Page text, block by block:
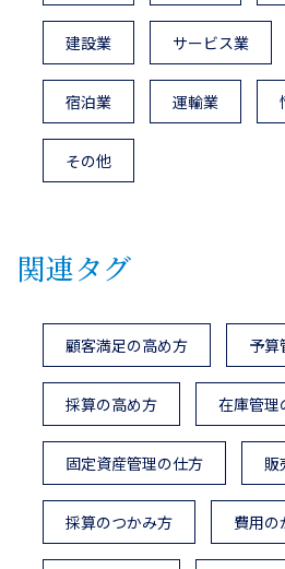
建設業 サービス業
宿泊業 運輸業
その他
関連タグ
顧客満足の高め方 予算
採算の高め方 在庫管理
固定資産管理の仕方 販
採算のつかみ方 費用の